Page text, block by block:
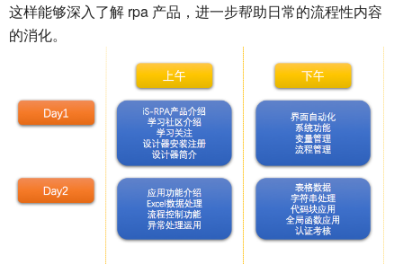
这样能够深入了解 rpa 产品，进一步帮助日常的流程性内容
的消化。